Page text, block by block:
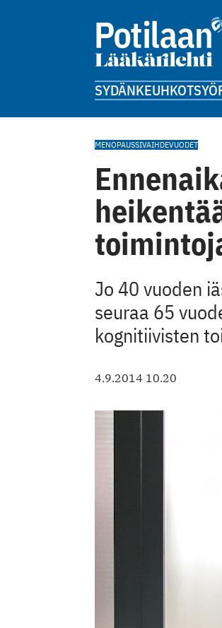
SYDÄNKEUHKOT
MENOPAUSSIVAIHDEVUODET
Jo 40 vuoden
seuraa 65
kognitiivisten
4.9.2014 10.20